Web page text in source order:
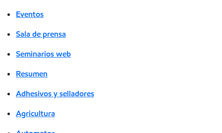
Eventos
Sala de prensa
Seminarios web
Resumen
Adhesivos y selladores
Agricultura